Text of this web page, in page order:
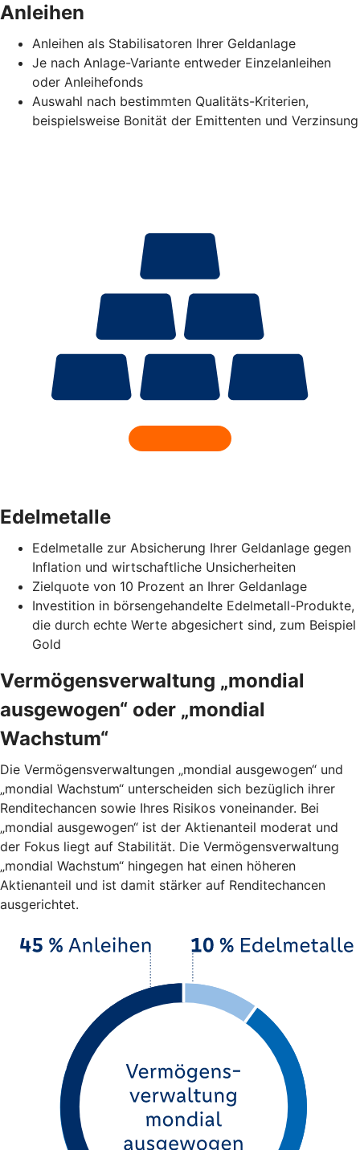
Anleihen
Anleihen als Stabilisatoren Ihrer Geldanlage
Je nach Anlage-Variante entweder Einzelanleihen
oder Anleihefonds
Auswahl nach bestimmten Qualitäts-Kriterien,
beispielsweise Bonität der Emittenten und Verzinsung
Edelmetalle
Edelmetalle zur Absicherung Ihrer Geldanlage gegen
Inflation und wirtschaftliche Unsicherheiten
Zielquote von 10 Prozent an Ihrer Geldanlage
Investition in börsengehandelte Edelmetall-Produkte,
die durch echte Werte abgesichert sind, zum Beispiel
Gold
Vermögensverwaltung „mondial
ausgewogen“ oder „mondial
Wachstum“
Die Vermögensverwaltungen „mondial ausgewogen“ und
„mondial Wachstum“ unterscheiden sich bezüglich ihrer
Renditechancen sowie Ihres Risikos voneinander. Bei
„mondial ausgewogen“ ist der Aktienanteil moderat und
der Fokus liegt auf Stabilität. Die Vermögensverwaltung
„mondial Wachstum“ hingegen hat einen höheren
Aktienanteil und ist damit stärker auf Renditechancen
ausgerichtet.